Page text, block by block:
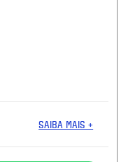
SAIBA MAIS +